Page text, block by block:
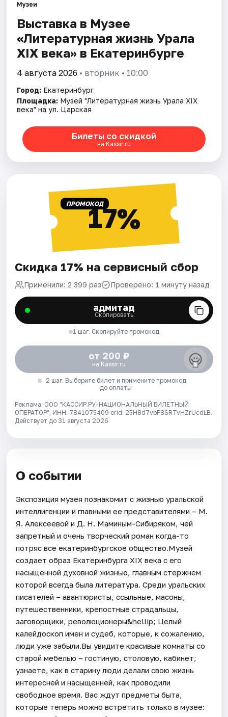
Музеи
Выставка в Музее
«Литературная жизнь Урала
ХIХ века» в Екатеринбурге
4 августа 2026 • вторник • 10:00
Город: Екатеринбург
Площадка: Музей "Литературная жизнь Урала XIX
века" на ул. Царская
Билеты со скидкой
на Kassir.ru
ПРОМОКОД17%
Скидка 17% на сервисный сбор
Применили: 2 399 раз Проверено: 1 минуту назад
адмитад
Скопировать
1 шаг. Скопируйте промокод
от 200 ₽
на Kassir.ru
2 шаг. Выберите билет и примените промокод
до оплаты
Реклама. ООО "КАССИР.РУ-НАЦИОНАЛЬНЫЙ БИЛЕТНЫЙ
ОПЕРАТОР", ИНН: 7841075409 erid: 25H8d7vbP8SRTvHZrUcdLB.
Действует до 31 августа 2026
О событии
Экспозиция музея познакомит с жизнью уральской
интеллигенции и главными ее представителями – М.
Я. Алексеевой и Д. Н. Маминым-Сибиряком, чей
запретный и очень творческий роман когда-то
потряс все екатеринбургское общество.Музей
создает образ Екатеринбурга XIX века с его
насыщенной духовной жизнью, главным стержнем
которой всегда была литература. Среди уральских
писателей – авантюристы, ссыльные, масоны,
путешественники, крепостные страдальцы,
заговорщики, революционеры&hellip; Целый
калейдоскоп имен и судеб, которые, к сожалению,
люди уже забыли.Вы увидите красивые комнаты со
старой мебелью – гостиную, столовую, кабинет;
узнаете, как в старину люди делали свою жизнь
интересней и насыщенней, как проводили
свободное время. Вас ждут предметы быта,
которые теперь можно встретить только в музее: